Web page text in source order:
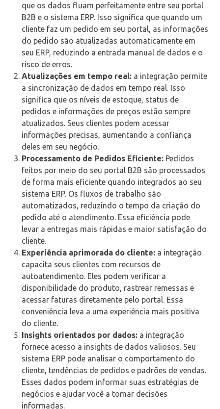
que os dados fluam perfeitamente entre seu portal
B2B e o sistema ERP. Isso significa que quando um
cliente faz um pedido em seu portal, as informações
do pedido são atualizadas automaticamente em
seu ERP, reduzindo a entrada manual de dados e o
risco de erros.
Atualizações em tempo real: a integração permite
a sincronização de dados em tempo real. Isso
significa que os níveis de estoque, status de
pedidos e informações de preços estão sempre
atualizados. Seus clientes podem acessar
informações precisas, aumentando a confiança
deles em seu negócio.
Processamento de Pedidos Eficiente: Pedidos
feitos por meio do seu portal B2B são processados ​​
de forma mais eficiente quando integrados ao seu
sistema ERP. Os fluxos de trabalho são
automatizados, reduzindo o tempo da criação do
pedido até o atendimento. Essa eficiência pode
levar a entregas mais rápidas e maior satisfação do
cliente.
Experiência aprimorada do cliente: a integração
capacita seus clientes com recursos de
autoatendimento. Eles podem verificar a
disponibilidade do produto, rastrear remessas e
acessar faturas diretamente pelo portal. Essa
conveniência leva a uma experiência mais positiva
do cliente.
Insights orientados por dados: a integração
fornece acesso a insights de dados valiosos. Seu
sistema ERP pode analisar o comportamento do
cliente, tendências de pedidos e padrões de vendas.
Esses dados podem informar suas estratégias de
negócios e ajudar você a tomar decisões
informadas.